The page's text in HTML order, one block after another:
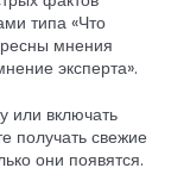
типа «Что
мнения
эксперта».
или включать
получать свежие
они появятся.